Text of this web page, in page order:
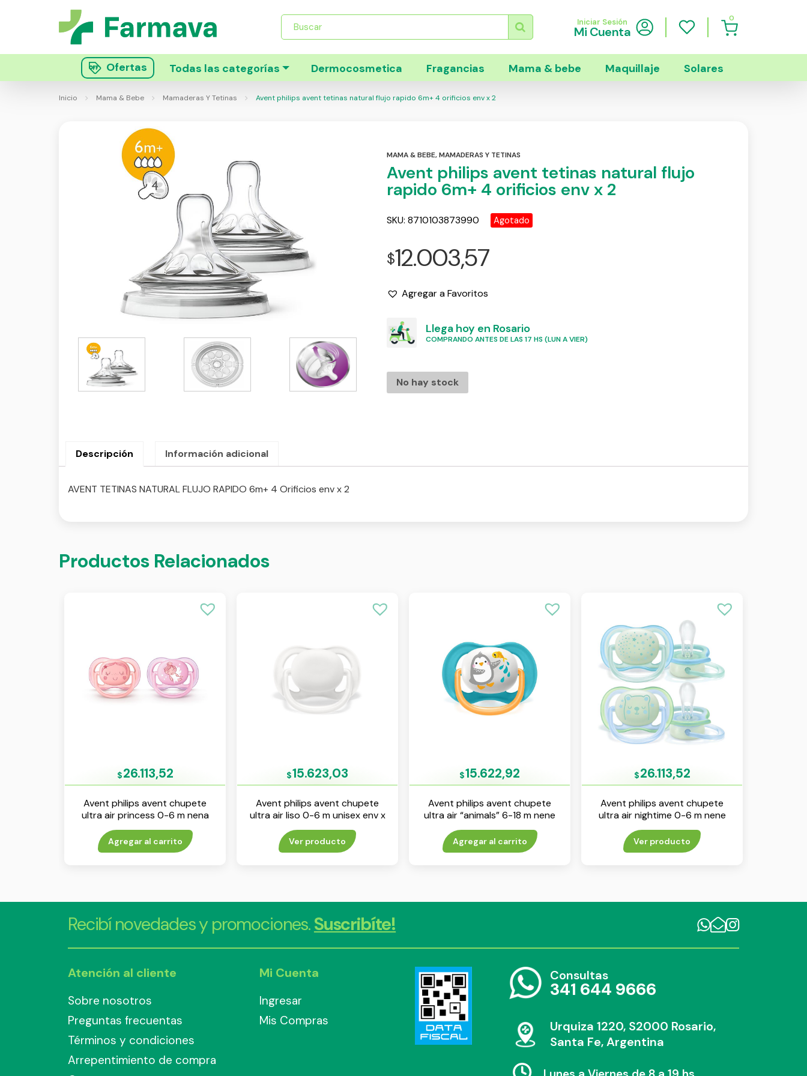
Búsqueda
productos
Iniciar Sesión
Mi Cuenta
0
Ofertas Todas las categorías Dermocosmetica Fragancias Mama & bebe Maquillaje Solares
Inicio Mama & Bebe Mamaderas Y Tetinas Avent philips avent tetinas natural flujo rapido 6m+ 4 orificios env x 2
MAMA & BEBE,MAMADERAS Y TETINAS
Avent philips avent tetinas natural flujo
rapido 6m+ 4 orificios env x 2
SKU: 8710103873990 Agotado
$12.003,57
Agregar a Favoritos
Llega hoy en Rosario
COMPRANDO ANTES DE LAS 17 HS (LUN A VIER)
No hay stock
Descripción Información adicional
AVENT TETINAS NATURAL FLUJO RAPIDO 6m+ 4 Orificios env x 2
Productos Relacionados
$26.113,52
Avent philips avent chupete
ultra air princess 0-6 m nena
env x 2
Agregar al carrito
$15.623,03
Avent philips avent chupete
ultra air liso 0-6 m unisex env x
1
Ver producto
$15.622,92
Avent philips avent chupete
ultra air “animals” 6-18 m nene
env x 1
Agregar al carrito
$26.113,52
Avent philips avent chupete
ultra air nightime 0-6 m nene
env x 2
Ver producto
Recibí novedades y promociones.Suscribíte!
Atención al cliente
Sobre nosotros
Preguntas frecuentas
Términos y condiciones
Arrepentimiento de compra
Mi Cuenta
Ingresar
Mis Compras
Consultas
341 644 9666
Urquiza 1220, S2000 Rosario,
Santa Fe, Argentina